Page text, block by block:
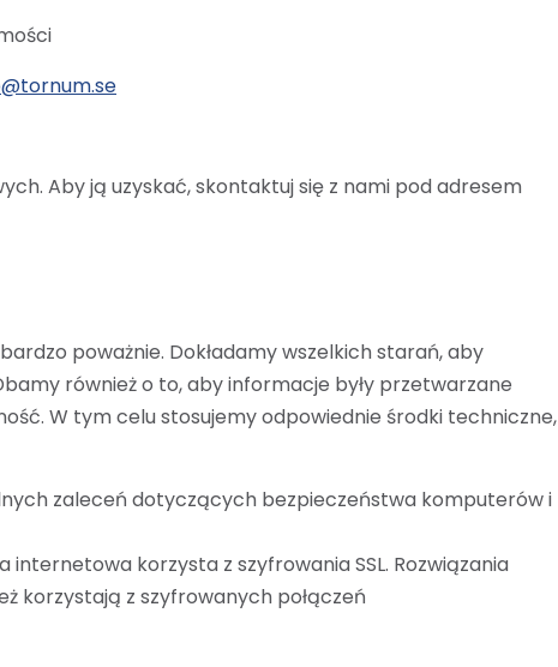
Aby ją uzyskać, skontaktuj się z nami pod adresem
poważnie. Dokładamy wszelkich starań, aby
również o to, aby informacje były przetwarzane
W tym celu stosujemy odpowiednie środki techniczne,
zaleceń dotyczących bezpieczeństwa komputerów i
internetowa korzysta z szyfrowania SSL. Rozwiązania
korzystają z szyfrowanych połączeń